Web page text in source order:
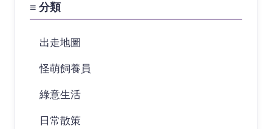
≡ 分類
出走地圖
怪萌飼養員
綠意生活
日常散策